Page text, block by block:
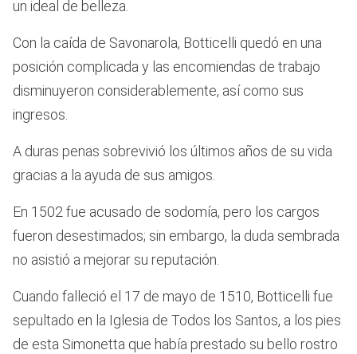
un ideal de belleza.
Con la caída de Savonarola, Botticelli quedó en una
posición complicada y las encomiendas de trabajo
disminuyeron considerablemente, así como sus
ingresos.
A duras penas sobrevivió los últimos años de su vida
gracias a la ayuda de sus amigos.
En 1502 fue acusado de sodomía, pero los cargos
fueron desestimados; sin embargo, la duda sembrada
no asistió a mejorar su reputación.
Cuando falleció el 17 de mayo de 1510, Botticelli fue
sepultado en la Iglesia de Todos los Santos, a los pies
de esta Simonetta que había prestado su bello rostro